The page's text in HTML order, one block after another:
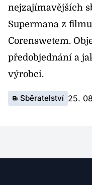
nejzajímavějších
Supermana z
Corenswetem.
předobjednání a
výrobci.
Sběratelství 25.